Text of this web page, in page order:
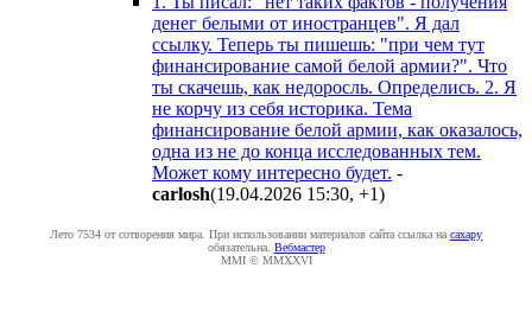
денег белыми от иностранцев". Я дал
ссылку. Теперь ты пишешь: "при чем тут
финансирование самой белой армии?". Что
ты скачешь, как недоросль. Определись. 2. Я
не корчу из себя историка. Тема
финансирование белой армии, как оказалось,
одна из не до конца исследованных тем.
Может кому интересно будет. -
carlosh(19.04.2026 15:30, +1)
Лето 7534 от сотворения мира. При использовании материалов сайта ссылка на caxapу
обязательна. Вебмастер
MMI © MMXXVI